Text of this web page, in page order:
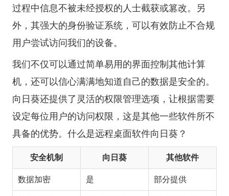
过程中信息不被未经授权的人士截获或篡改。另
外，其强大的身份验证系统，可以有效防止不合规
用户尝试访问我们的设备。
我们不仅可以通过简单易用的界面控制其他计算
机，还可以信心满满地知道自己的数据是安全的。
向日葵还提供了灵活的权限管理选项，让根据需要
设定每位用户的访问权限，这是其他一些软件所不
具备的优势。 什么是远程桌面软件向日葵？
安全机制 向日葵 其他软件
数据加密 是 部分提供